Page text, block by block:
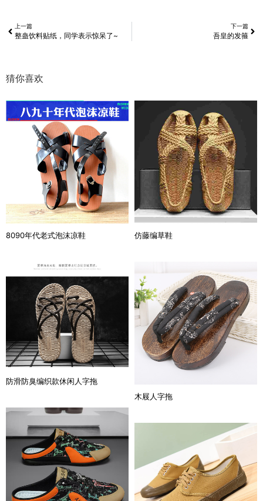
上一篇
整蛊饮料贴纸，同学表示惊呆了~
下一篇
吾皇的发箍
猜你喜欢
8090年代老式泡沫凉鞋 仿藤编草鞋
防滑防臭编织款休闲人字拖
木屐人字拖